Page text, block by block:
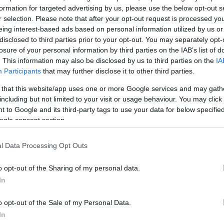
for targeted advertising by us, please use the below opt-out
selection. Please note that after your opt-out request is processed
interest-based ads based on personal information utilized by us
to third parties prior to your opt-out. You may separately
of your personal information by third parties on the IAB’s list of
This information may also be disclosed by us to third parties on the
Participants that may further disclose it to other third parties.
that this website/app uses one or more Google services and may
but not limited to your visit or usage behaviour. You may
to Google and its third-party tags to use your data for below
consent section.
Data Processing Opt Outs
opt-out of the Sharing of my personal data.
opt-out of the Sale of my Personal Data.
κοινό μυστικό. Για τις γυναίκες και ιατρικά και με
καλύτερη περίοδος της ζωής τους».
μπορεί να περάσει 100% καλά στην εγκυμοσύνη
εσωτερική. Ότι το περνάνε αβαβά, που λέμε, ενώ
προβλήματα υγείας, εννοείται. Στο πρώτο στάδιο
δεν είσαι πολύ καλά στο σώμα σου, στον
ορμονών. Θεωρούσα ότι αυτό είναι κάτι που το
το περνάμε. Δεν ξέρω αν θυμάσαι αυτή την
και άδικο ξύλο».
και ο οργανισμός, από ένα σημείο και μετά, δεν
άσχημα εν είδει αυτοάνοσου. Λοιπόν εγώ
θα αρρωστήσω γιατί κανείς δεν θέλει ή δεν